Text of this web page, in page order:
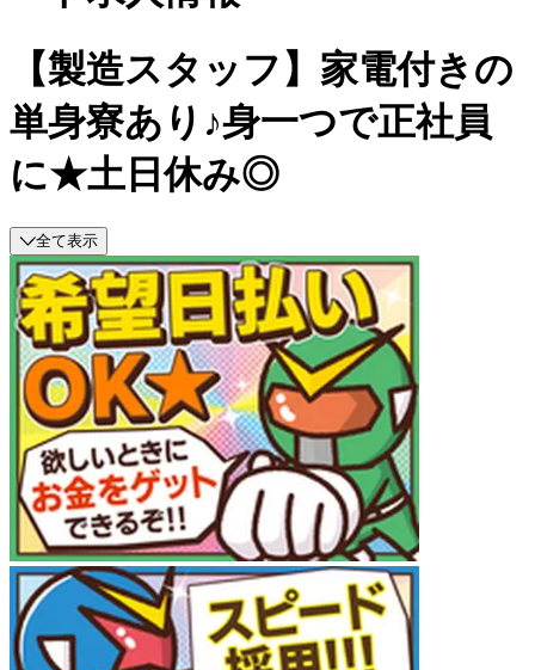
【製造スタッフ】家電付きの
単身寮あり♪身一つで正社員
に★土日休み◎
全て表示